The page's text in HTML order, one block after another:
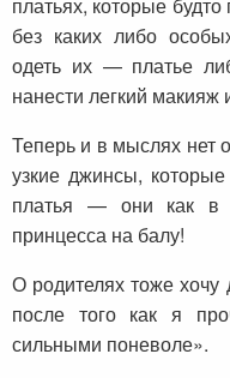
платьях, которые
без каких либо
одеть их — платье
нанести легкий макияж
Теперь и в мыслях нет
узкие джинсы,
платья — они как в
принцесса на балу!
О родителях тоже
после того как я
сильными поневоле».